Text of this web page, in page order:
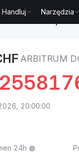
Handluj Narzędzia
ARBITRUM
20:00:00
24h